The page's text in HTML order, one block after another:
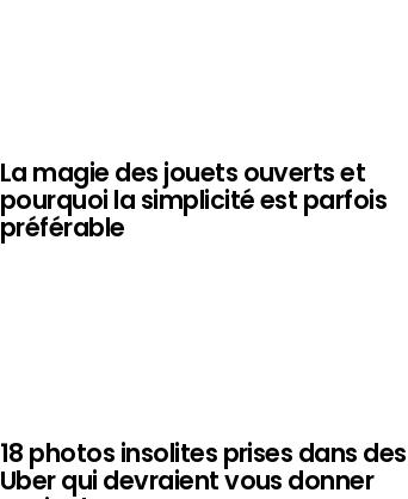
La magie des jouets ouverts et
pourquoi la simplicité est parfois
préférable
18 photos insolites prises dans des
Uber qui devraient vous donner